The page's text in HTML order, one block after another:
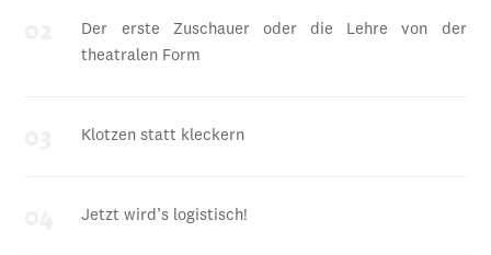
Der erste Zuschauer oder die Lehre von der
theatralen Form
Klotzen statt kleckern
Jetzt wird’s logistisch!